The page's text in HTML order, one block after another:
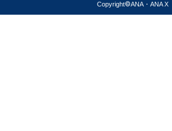
Copyright©ANA・ANA X